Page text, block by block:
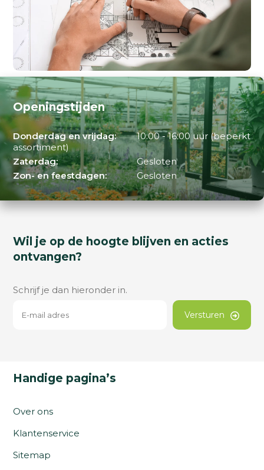
Openingstijden
Donderdag en vrijdag:
10:00 - 16:00 uur (beperkt
assortiment)
Zaterdag:
Gesloten
Zon- en feestdagen:
Gesloten
Wil je op de hoogte blijven en acties
ontvangen?
Schrijf je dan hieronder in.
Versturen
Handige pagina’s
Over ons
Klantenservice
Sitemap